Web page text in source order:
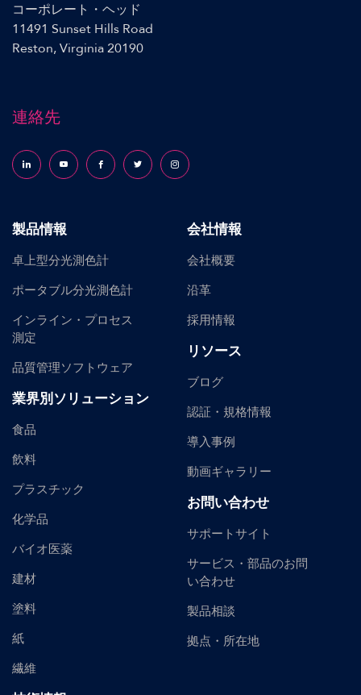
コーポレート・ヘッド
11491 Sunset Hills Road
Reston, Virginia 20190
連絡先
Follow us on LinkedInFollow us on YouTubeFollow us on Facebook
Follow us on X (formerly Twitter)
Follow us on Instagram
製品情報
卓上型分光測色計
ポータブル分光測色計
インライン・プロセス
測定
品質管理ソフトウェア
業界別ソリューション
食品
飲料
プラスチック
化学品
バイオ医薬
建材
塗料
紙
繊維
会社情報
会社概要
沿革
採用情報
リソース
ブログ
認証・規格情報
導入事例
動画ギャラリー
お問い合わせ
サポートサイト
サービス・部品のお問
い合わせ
製品相談
拠点・所在地